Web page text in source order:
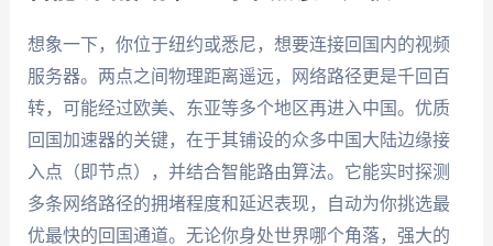
想象一下，你位于纽约或悉尼，想要连接回国内的视频
服务器。两点之间物理距离遥远，网络路径更是千回百
转，可能经过欧美、东亚等多个地区再进入中国。优质
回国加速器的关键，在于其铺设的众多中国大陆边缘接
入点（即节点），并结合智能路由算法。它能实时探测
多条网络路径的拥堵程度和延迟表现，自动为你挑选最
优最快的回国通道。无论你身处世界哪个角落，强大的